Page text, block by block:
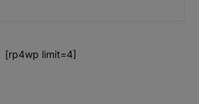
[rp4wp limit=4]